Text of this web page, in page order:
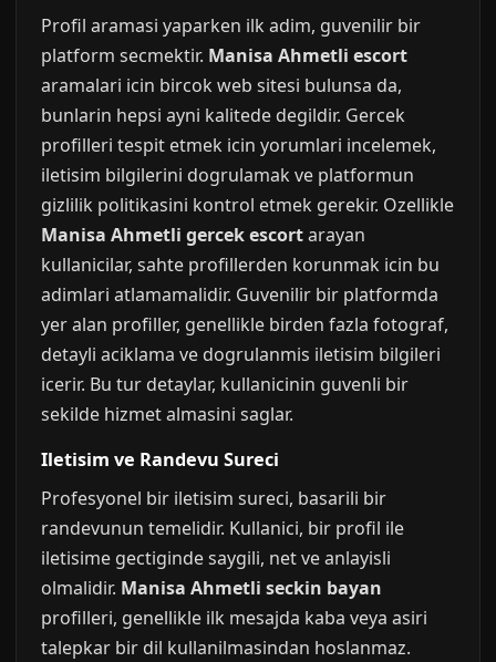
Profil aramasi yaparken ilk adim, guvenilir bir
platform secmektir. Manisa Ahmetli escort
aramalari icin bircok web sitesi bulunsa da,
bunlarin hepsi ayni kalitede degildir. Gercek
profilleri tespit etmek icin yorumlari incelemek,
iletisim bilgilerini dogrulamak ve platformun
gizlilik politikasini kontrol etmek gerekir. Ozellikle
Manisa Ahmetli gercek escortarayan
kullanicilar, sahte profillerden korunmak icin bu
adimlari atlamamalidir. Guvenilir bir platformda
yer alan profiller, genellikle birden fazla fotograf,
detayli aciklama ve dogrulanmis iletisim bilgileri
icerir. Bu tur detaylar, kullanicinin guvenli bir
sekilde hizmet almasini saglar.
Iletisim ve Randevu Sureci
Profesyonel bir iletisim sureci, basarili bir
randevunun temelidir. Kullanici, bir profil ile
iletisime gectiginde saygili, net ve anlayisli
olmalidir. Manisa Ahmetli seckin bayan
profilleri, genellikle ilk mesajda kaba veya asiri
talepkar bir dil kullanilmasindan hoslanmaz.